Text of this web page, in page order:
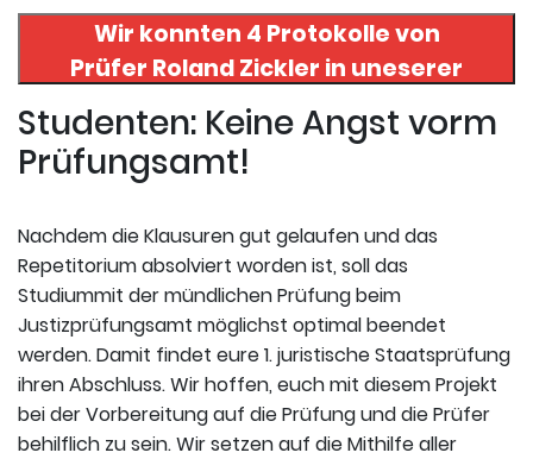
Wir konnten 4 Protokolle von
Prüfer Roland Zickler in uneserer
Datenbank finden. Hier
registrieren und die Protokolle
abrufen.
Studenten: Keine Angst vorm
Prüfungsamt!
Nachdem die Klausuren gut gelaufen und das
Repetitorium absolviert worden ist, soll das
Studiummit der mündlichen Prüfung beim
Justizprüfungsamt möglichst optimal beendet
werden. Damit findet eure 1. juristische Staatsprüfung
ihren Abschluss. Wir hoffen, euch mit diesem Projekt
bei der Vorbereitung auf die Prüfung und die Prüfer
behilflich zu sein. Wir setzen auf die Mithilfe aller